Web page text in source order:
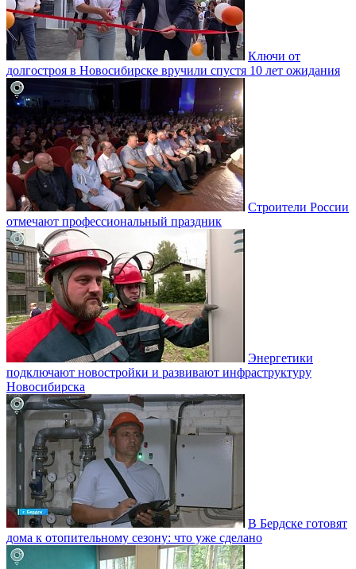
Ключи от
долгостроя в Новосибирске вручили спустя 10 лет ожидания
Строители России
отмечают профессиональный праздник
Энергетики
подключают новостройки и развивают инфраструктуру
Новосибирска
В Бердске готовят
дома к отопительному сезону: что уже сделано